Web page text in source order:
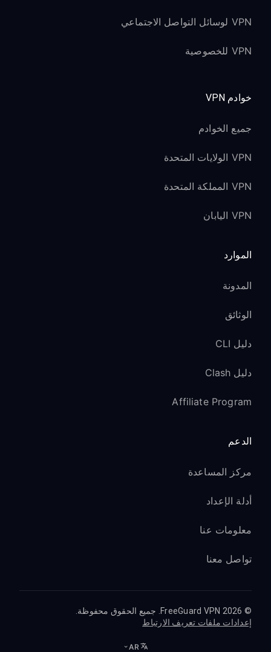
VPN لوسائل التواصل الاجتماعي
VPN للخصوصية
خوادم VPN
جميع الخوادم
VPN الولايات المتحدة
VPN المملكة المتحدة
VPN اليابان
الموارد
المدونة
الوثائق
دليل CLI
دليل Clash
Affiliate Program
الدعم
مركز المساعدة
أدلة الإعداد
معلومات عنا
تواصل معنا
© 2026 FreeGuard VPN. جميع الحقوق محفوظة.
إعدادات ملفات تعريف الارتباط
AR